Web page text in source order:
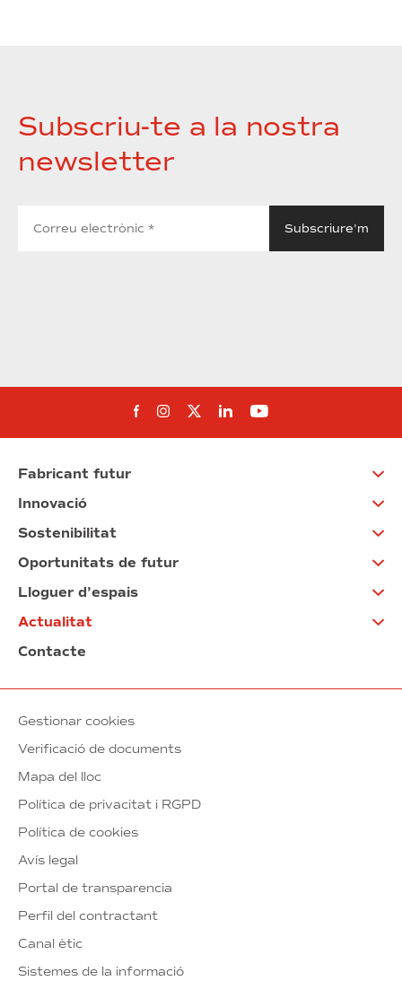
Subscriu-te a la nostra
newsletter
Segueix-nos al Facebook
Segueix-nos a Instagram
Segueix-nos a Twitter
Segueix-nos a
Segueix-nos a
Fabricant futur
Innovació
Sostenibilitat
Oportunitats de futur
Lloguer d’espais
Actualitat
Contacte
Gestionar cookies
Verificació de documents
Mapa del lloc
Política de privacitat i RGPD
Política de cookies
Avís legal
Portal de transparencia
Perfil del contractant
Canal ètic
Sistemes de la informació